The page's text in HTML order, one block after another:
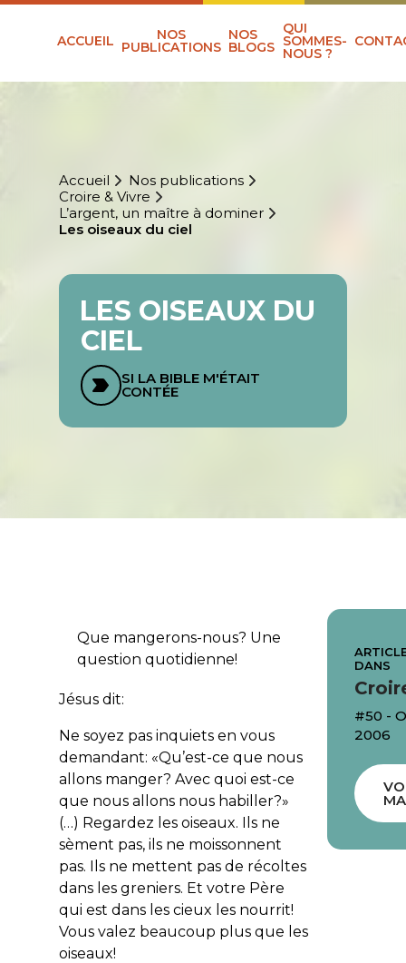
ACCUEIL NOS
PUBLICATIONS
NOS
BLOGS
QUI
SOMMES-
NOUS ?
Accueil
Nos publications
Croire & Vivre
L’argent, un maître à dominer
Les oiseaux du ciel
LES OISEAUX DU
CIEL
SI LA BIBLE M'ÉTAIT
CONTÉE
Que mangerons-nous? Une
question quotidienne!
Jésus dit:
Ne soyez pas inquiets en vous
demandant: «Qu’est-ce que nous
allons manger? Avec quoi est-ce
que nous allons nous habiller?»
(…) Regardez les oiseaux. Ils ne
sèment pas, ils ne moissonnent
pas. Ils ne mettent pas de récoltes
dans les greniers. Et votre Père
qui est dans les cieux les nourrit!
Vous valez beaucoup plus que les
oiseaux!
DANS
#50 -
2006